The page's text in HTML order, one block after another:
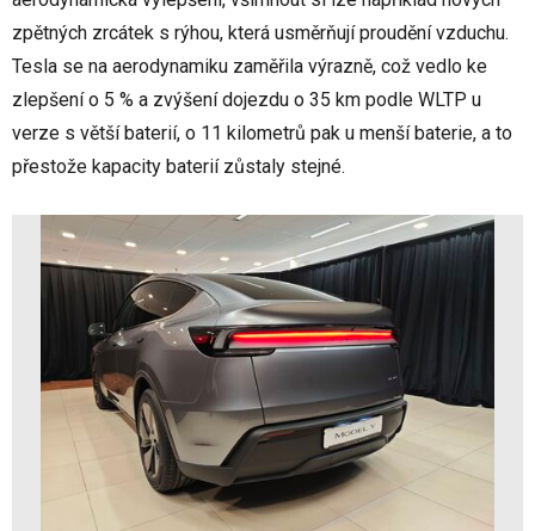
zpětných zrcátek s rýhou, která usměrňují proudění vzduchu.
Tesla se na aerodynamiku zaměřila výrazně, což vedlo ke
zlepšení o 5 % a zvýšení dojezdu o 35 km podle WLTP u
verze s větší baterií, o 11 kilometrů pak u menší baterie, a to
přestože kapacity baterií zůstaly stejné.